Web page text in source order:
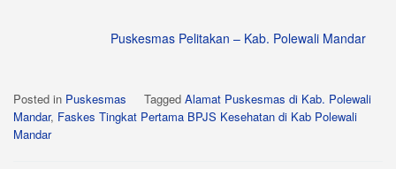
Puskesmas Pelitakan – Kab. Polewali Mandar
Posted in Puskesmas Tagged Alamat Puskesmas di Kab. Polewali
Mandar, Faskes Tingkat Pertama BPJS Kesehatan di Kab Polewali
Mandar